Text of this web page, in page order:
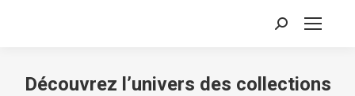
Recherche
Découvrez l’univers des collections